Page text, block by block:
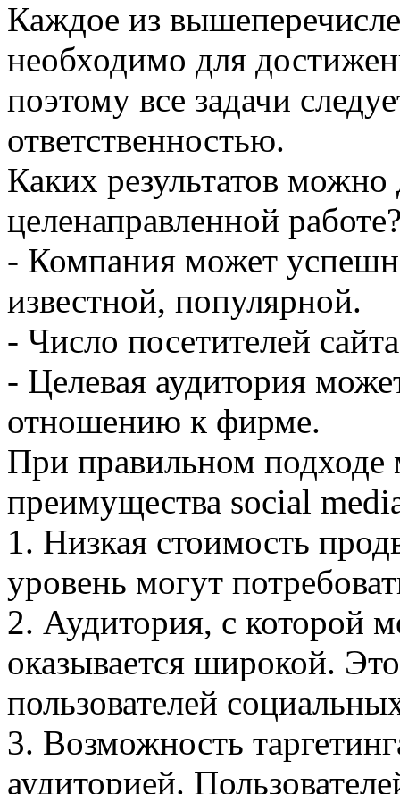
Каждое из
необходимо для
поэтому все задачи
ответственностью.
Каких результатов
целенаправленной
- Компания может
известной, популярной.
- Число посетителей
- Целевая аудитория
отношению к фирме.
При правильном
преимущества social
1. Низкая стоимость
уровень могут
2. Аудитория, с которой
оказывается широкой.
пользователей
3. Возможность
аудиторией.